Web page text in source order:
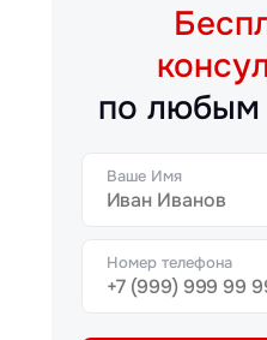
по любым
Ваше Имя
Номер телефона